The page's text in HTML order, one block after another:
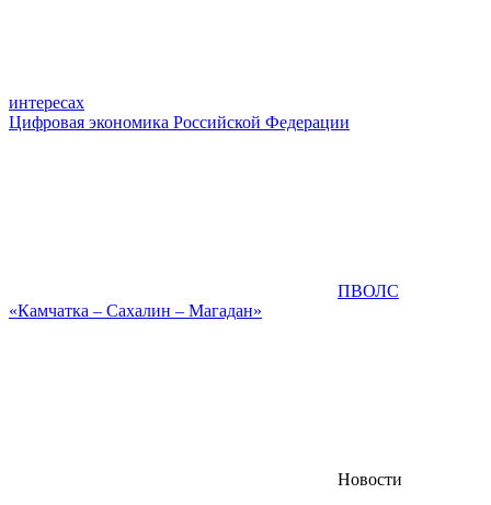
интересах
Цифровая экономика Российской Федерации
ПВОЛС
«Камчатка – Сахалин – Магадан»
Новости